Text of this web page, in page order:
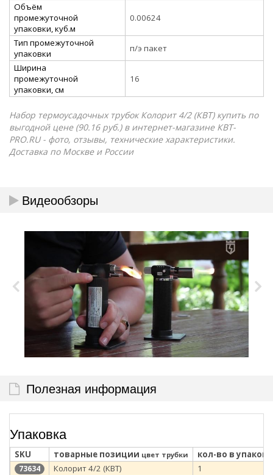
Объём
промежуточной
упаковки, куб.м
0.00624
Тип промежуточной
упаковки
п/э пакет
Ширина
промежуточной
упаковки, см
16
Набор термоусадочных трубок Колорит 4/2 (КВТ) купить по
выгодной цене (90.16 руб.) в интернет-магазине КВТ-
PRO.RU - фото, отзывы, технические характеристики.
Доставка по Москве и России
Видеообзоры
Полезная информация
Упаковка
SKU товарные позиции цвет трубки кол-во в
73634 Колорит 4/2 (КВТ) 1